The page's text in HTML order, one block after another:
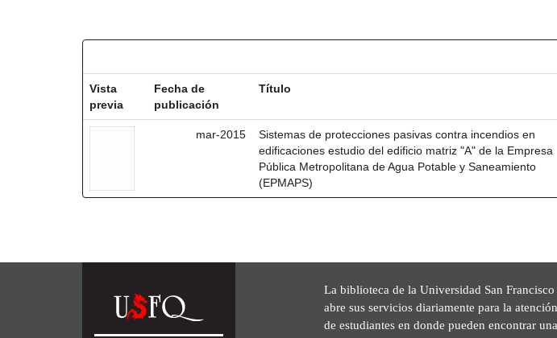
Vista
previa
Fecha de
publicación
Título
mar-2015
Sistemas de protecciones pasivas contra incendios en
edificaciones estudio del edificio matriz "A" de la Empresa
Pública Metropolitana de Agua Potable y Saneamiento
(EPMAPS)
La biblioteca de la Universidad San
abre sus servicios diariamente para la
de estudiantes en donde pueden encontrar una